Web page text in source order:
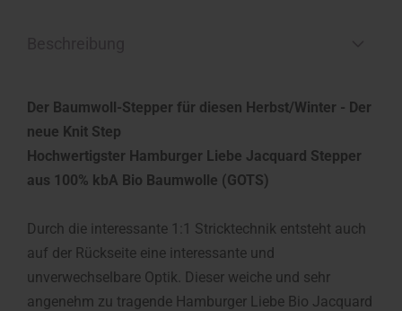
Der Baumwoll-Stepper für diesen Herbst/Winter - Der
neue Knit Step
Hochwertigster Hamburger Liebe Jacquard Stepper
aus 100% kbA Bio Baumwolle (GOTS)
Durch die interessante 1:1 Stricktechnik entsteht auch
auf der Rückseite eine interessante und
unverwechselbare Optik. Dieser weiche und sehr
angenehm zu tragende Hamburger Liebe Bio Jacquard